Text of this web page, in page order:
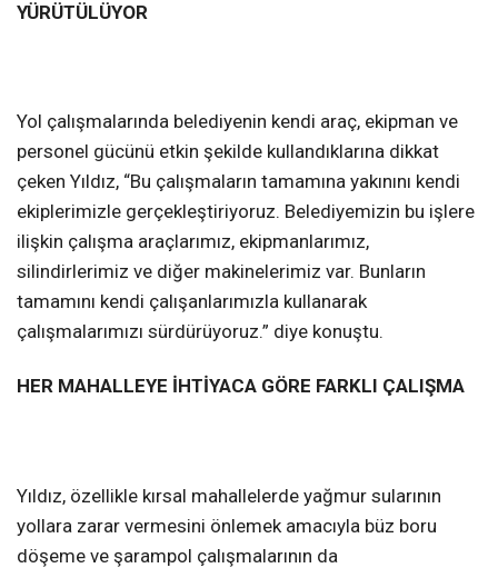
YÜRÜTÜLÜYOR
Yol çalışmalarında belediyenin kendi araç, ekipman ve
personel gücünü etkin şekilde kullandıklarına dikkat
çeken Yıldız, “Bu çalışmaların tamamına yakınını kendi
ekiplerimizle gerçekleştiriyoruz. Belediyemizin bu işlere
ilişkin çalışma araçlarımız, ekipmanlarımız,
silindirlerimiz ve diğer makinelerimiz var. Bunların
tamamını kendi çalışanlarımızla kullanarak
çalışmalarımızı sürdürüyoruz.” diye konuştu.
HER MAHALLEYE İHTİYACA GÖRE FARKLI ÇALIŞMA
Yıldız, özellikle kırsal mahallelerde yağmur sularının
yollara zarar vermesini önlemek amacıyla büz boru
döşeme ve şarampol çalışmalarının da